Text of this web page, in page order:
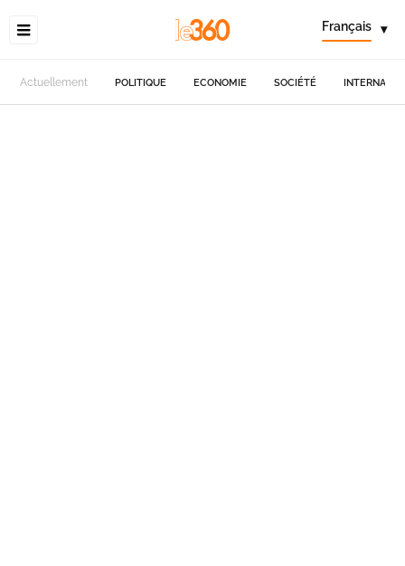
Français ▾
Actuellement POLITIQUE ECONOMIE SOCIÉTÉ